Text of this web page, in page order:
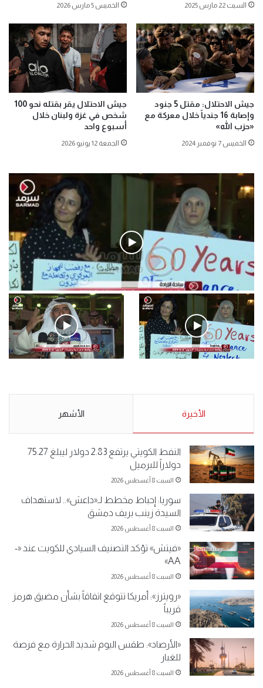
السبت 22 مارس 2025 الخميس 5 مارس 2026
جيش الاحتلال: مقتل 5 جنود
وإصابة 16 جندياً خلال معركة مع
«حزب الله»
الخميس 7 نوفمبر 2024
جيش الاحتلال يقر بقتله نحو 100
شخص في غزة ولبنان خلال
أسبوع واحد
الجمعة 12 يونيو 2026
فيديو
.وقفة احتجاجية رمزية لـ”#البدون” في ساحة الإرادة 4-5-2019.
الأحد 5 مايو 2019
5-2019.
نبيع مخدرات يعني ولا خمر؟!.
الأخيرة الأشهر
النفط الكويتي يرتفع 2.83 دولار ليبلغ 75.27
دولاراً للبرميل
السبت 8 أغسطس 2026
سوريا: إحباط مخطط لـ«داعش».. لاستهداف
السيدة زينب بريف دمشق
السبت 8 أغسطس 2026
«فيتش» تؤكد التصنيف السيادي للكويت عند «-
AA»
السبت 8 أغسطس 2026
«رويترز»: أمريكا تتوقع اتفاقاً بشأن مضيق هرمز
قريباً
السبت 8 أغسطس 2026
«الأرصاد»: طقس اليوم شديد الحرارة مع فرصة
للغبار
السبت 8 أغسطس 2026